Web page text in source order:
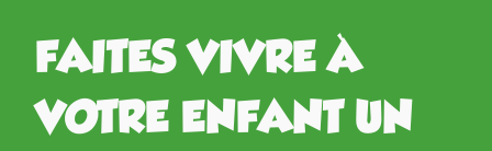
FAITES VIVRE À
VOTRE ENFANT UN